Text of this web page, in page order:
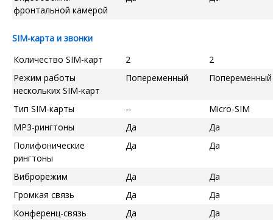
фронтальной камерой
SIM-карта и звонки
Количество SIM-карт
2
2
Режим работы
нескольких SIM-карт
Попеременный Попеременный
Тип SIM-карты --
Micro-SIM
MP3-рингтоны
Да
Да
Полифонические
рингтоны
Да Да
Виброрежим Да
Да
Громкая связь
Да
Да
Конференц-связь
Да
Да